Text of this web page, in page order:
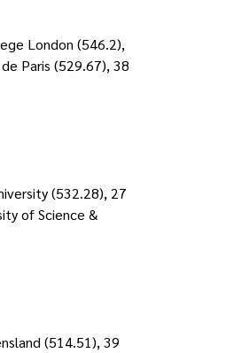
London (546.2),
Paris (529.67), 38
(532.28), 27
of Science &
(514.51), 39